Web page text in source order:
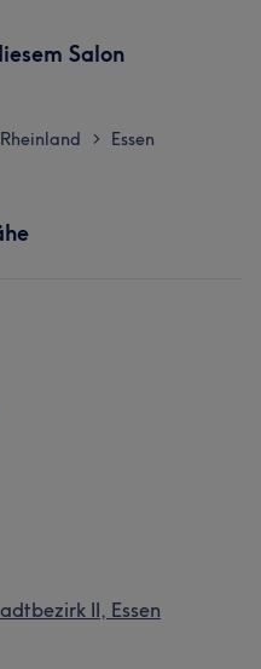
Salon
Rheinland > Essen
II, Essen